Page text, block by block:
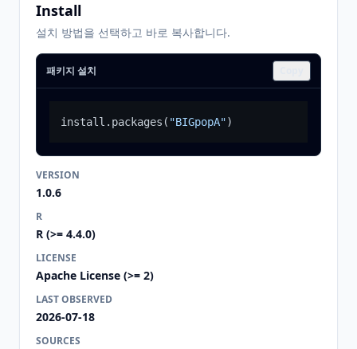
Install
설치 방법을 선택하고 바로 복사합니다.
패키지 설치
install.packages ( "BIGpopA")
VERSION
1.0.6
R
R (>= 4.4.0)
LICENSE
Apache License (>= 2)
LAST OBSERVED
2026-07-18
SOURCES